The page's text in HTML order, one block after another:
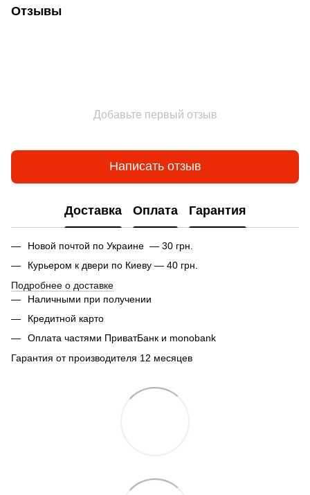
Отзывы
Добавьте первый отзыв
Написать отзыв
Доставка Оплата Гарантия
Новой почтой по Украине — 30 грн.
Курьером к двери по Киеву — 40 грн.
Подробнее о доставке
Наличными при получении
Кредитной карто
Оплата частями ПриватБанк и monobank
Гарантия от производителя 12 месяцев